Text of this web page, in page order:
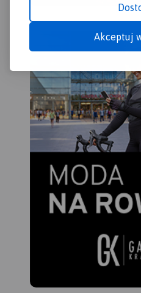
Akceptuj